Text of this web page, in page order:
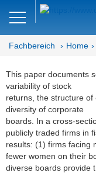
DE
Finanzen
Home
Team
Studium
Fachbereich Home
This paper documents
variability of stock
returns, the structure
diversity of corporate
boards. In a cross-
publicly traded firms in
results: (1) firms facing
fewer women on their
diverse boards provide